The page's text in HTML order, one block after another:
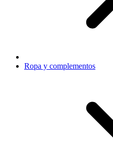
Ropa y complementos